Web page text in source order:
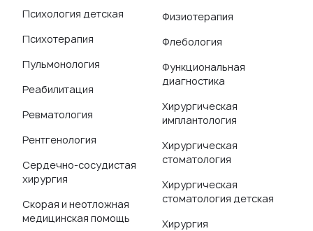
Психология детская
Психотерапия
Пульмонология
Реабилитация
Ревматология
Рентгенология
Сердечно-сосудистая
хирургия
Скорая и неотложная
медицинская помощь
Физиотерапия
Флебология
Функциональная
диагностика
Хирургическая
имплантология
Хирургическая
стоматология
Хирургическая
стоматология детская
Хирургия